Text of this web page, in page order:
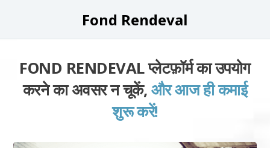
Fond Rendeval
FOND RENDEVAL प्लेटफ़ॉर्म का उपयोग
करने का अवसर न चूकें, और आज ही कमाई
शुरू करें!